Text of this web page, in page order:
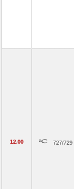
12.00 727/729